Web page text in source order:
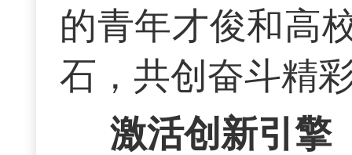
的青年才俊和高
石，共创奋斗精
激活创新引